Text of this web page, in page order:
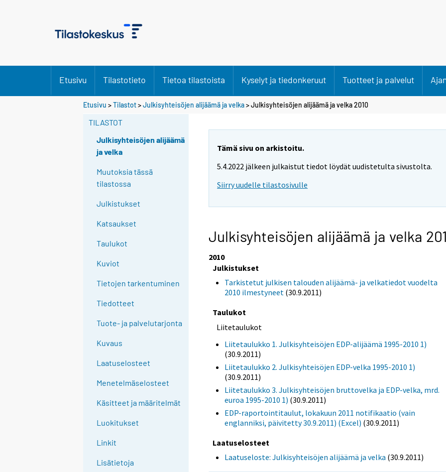
Etusivu Tilastotieto Tietoa tilastoista Kyselyt ja tiedonkeruut Tuotteet ja palvelut
Etusivu >Tilastot>Julkisyhteisöjen alijäämä ja velka> Julkisyhteisöjen alijäämä ja velka 2010
TILASTOT
Julkisyhteisöjen alijäämä
ja velka
Muutoksia tässä
tilastossa
Julkistukset
Katsaukset
Taulukot
Kuviot
Tietojen tarkentuminen
Tiedotteet
Tuote- ja palvelutarjonta
Kuvaus
Laatuselosteet
Menetelmäselosteet
Käsitteet ja määritelmät
Luokitukset
Linkit
Lisätietoja
Tämä sivu on arkistoitu.
5.4.2022 jälkeen julkaistut tiedot löydät uudistetulta sivustolta.
Siirry uudelle tilastosivulle
Julkisyhteisöjen alijäämä ja velka
2010
Julkistukset
Tarkistetut julkisen talouden alijäämä- ja velkatiedot vuodelta
2010 ilmestyneet (30.9.2011)
Taulukot
Liitetaulukot
Liitetaulukko 1. Julkisyhteisöjen EDP-alijäämä 1995-2010 1)
(30.9.2011)
Liitetaulukko 2. Julkisyhteisöjen EDP-velka 1995-2010 1)
(30.9.2011)
Liitetaulukko 3. Julkisyhteisöjen bruttovelka ja EDP-velka, mrd.
euroa 1995-2010 1) (30.9.2011)
EDP-raportointitaulut, lokakuun 2011 notifikaatio (vain
englanniksi, päivitetty 30.9.2011) (Excel) (30.9.2011)
Laatuselosteet
Laatuseloste: Julkisyhteisöjen alijäämä ja velka (30.9.2011)